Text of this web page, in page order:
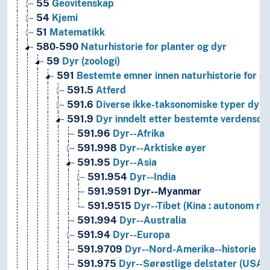
55 Geovitenskap
54 Kjemi
51 Matematikk
580-590 Naturhistorie for planter og dyr
59 Dyr (zoologi)
591 Bestemte emner innen naturhistorie for dyr
591.5 Atferd
591.6 Diverse ikke-taksonomiske typer dyr
591.9 Dyr inndelt etter bestemte
591.96 Dyr--Afrika
591.998 Dyr--Arktiske øyer
591.95 Dyr--Asia
591.954 Dyr--India
591.9591 Dyr--Myanmar
591.9515 Dyr--Tibet (Kina : autonom
591.994 Dyr--Australia
591.94 Dyr--Europa
591.9709 Dyr--Nord-Amerika--historie
591.975 Dyr--Sørøstlige delstater (USA),